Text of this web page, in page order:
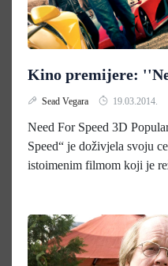
Kino premijere:
Sead Vegara 19.03.2014.
Need For Speed 3D
Speed“ je doživjela svoju
istoimenim filmom koji je